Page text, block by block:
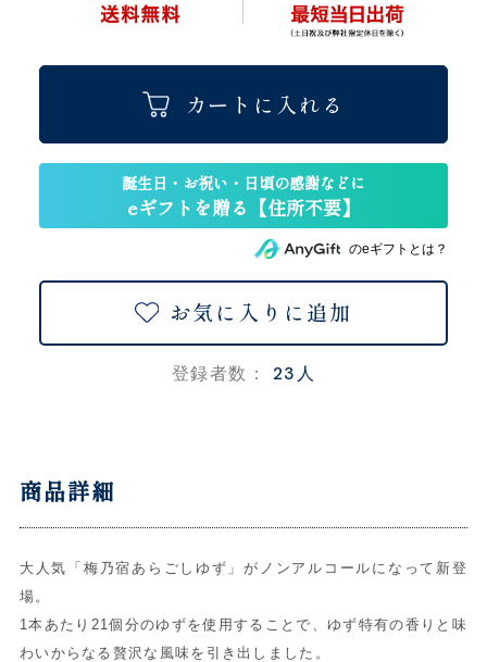
カートに入れる
のeギフトとは？
お気に入りに追加
登録者数： 23人
商品詳細
大人気「梅乃宿あらごしゆず」がノンアルコールになって新登
場。
1本あたり21個分のゆずを使用することで、ゆず特有の香りと味
わいからなる贅沢な風味を引き出しました。